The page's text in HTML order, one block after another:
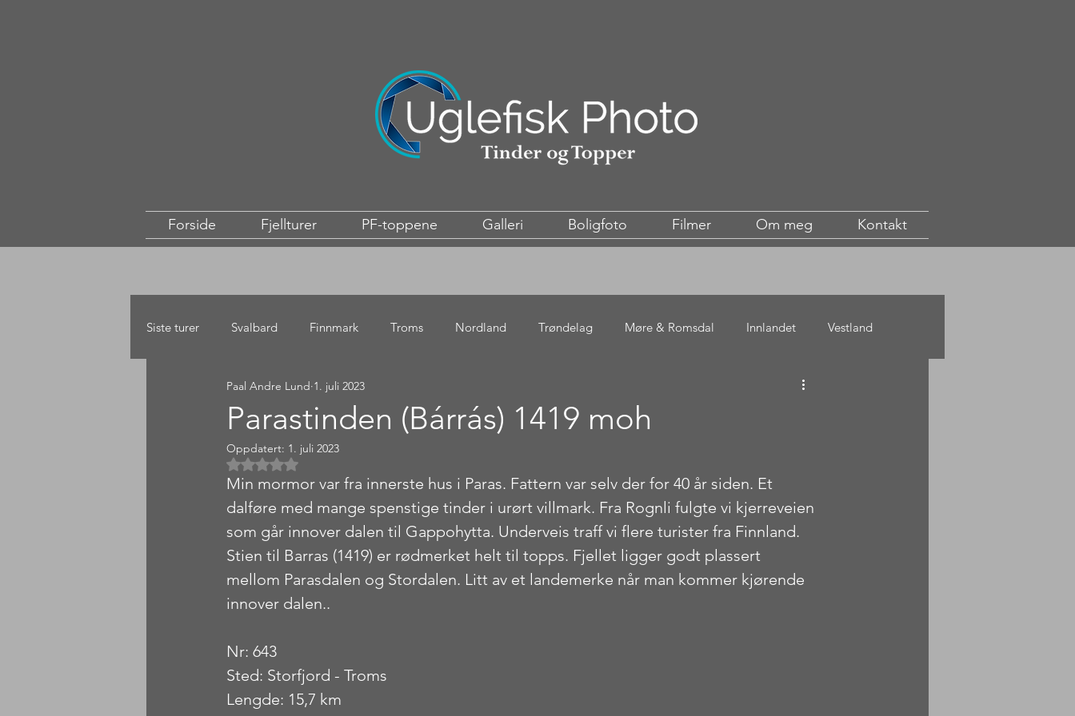
Forside Fjellturer PF-toppene Galleri Boligfoto Filmer Om meg Kontakt
Siste turer Svalbard Finnmark Troms Nordland Trøndelag Møre & Romsdal Innlandet Vestland
Sørlandet Østlandet
Parastinden (Bárrás) 1419 moh
Paal Andre Lund 1. juli 2023
Oppdatert: 1. juli 2023
Gitt NaN av 5 stjerner.
Min mormor var fra innerste hus i Paras. Fattern var selv der for 40 år siden. Et
dalføre med mange spenstige tinder i urørt villmark. Fra Rognli fulgte vi kjerreveien
som går innover dalen til Gappohytta. Underveis traff vi flere turister fra Finnland.
Stien til Barras (1419) er rødmerket helt til topps. Fjellet ligger godt plassert
mellom Parasdalen og Stordalen. Litt av et landemerke når man kommer kjørende
innover dalen..
Nr: 643
Sted: Storfjord - Troms
Lengde: 15,7 km